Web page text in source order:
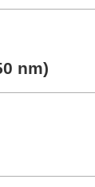
nm)